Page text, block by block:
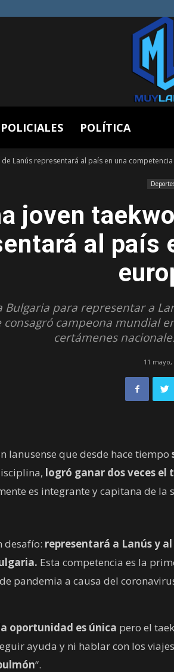
POLICIALES POLÍTICA
Lanús representará al país en una
joven
al país
Bulgaria para representar a
consagró campeona mundial
certámenes
11 mayo,
lanusense que desde hace tiempo
logró ganar dos veces el
es integrante y capitana de la
desafío: representará a Lanús y
Esta competencia es la
pandemia a causa del
oportunidad es única pero el
ayuda y ni hablar con los
“.